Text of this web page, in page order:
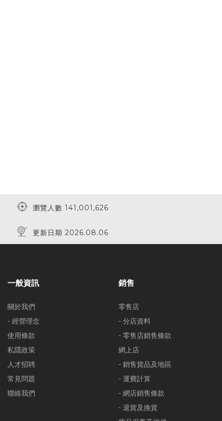
瀏覽人數 141,001,626
更新日期 2026.08.06
一般資訊
關於我們
- 經營理念
使用條款
私隱政策
人才招聘
常見問題
聯絡我們
銷售
零售店
- 分店資料
- 零售店銷售條款
網上店
- 銷售貨品及地區
- 運費計算
- 網店銷售條款
- 退貨及換貨